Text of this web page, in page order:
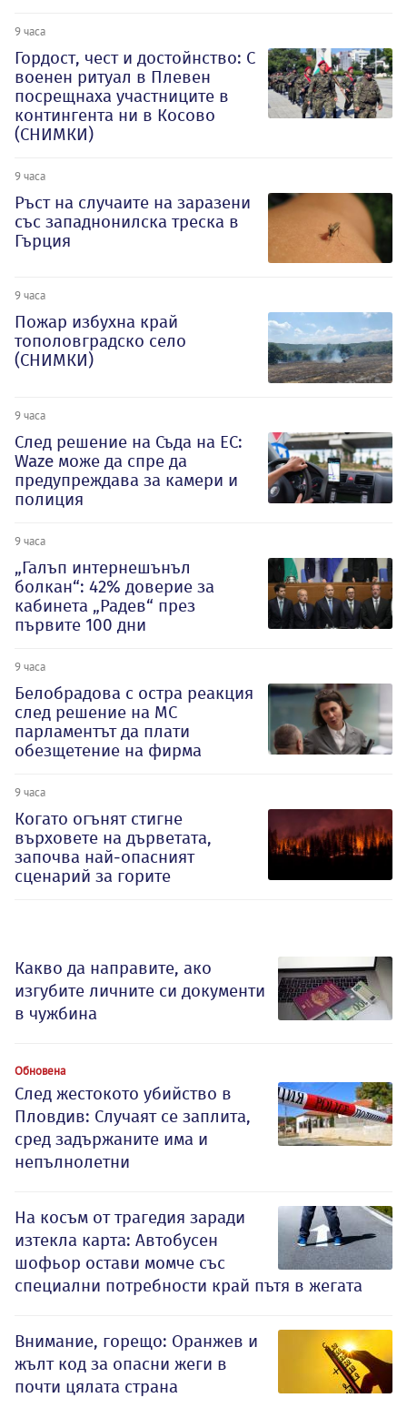
9 часа
Гордост, чест и достойнство: С
военен ритуал в Плевен
посрещнаха участниците в
контингента ни в Косово
(СНИМКИ)
9 часа
Ръст на случаите на заразени
със западнонилска треска в
Гърция
9 часа
Пожар избухна край
тополовградско село
(СНИМКИ)
9 часа
След решение на Съда на ЕС:
Waze може да спре да
предупреждава за камери и
полиция
9 часа
„Галъп интернешънъл
болкан“: 42% доверие за
кабинета „Радев“ през
първите 100 дни
9 часа
Белобрадова с остра реакция
след решение на МС
парламентът да плати
обезщетение на фирма
9 часа
Когато огънят стигне
върховете на дърветата,
започва най-опасният
сценарий за горите
Какво да направите, ако
изгубите личните си документи
в чужбина
Обновена
След жестокото убийство в
Пловдив: Случаят се заплита,
сред задържаните има и
непълнолетни
На косъм от трагедия заради
изтекла карта: Автобусен
шофьор остави момче със
специални потребности край пътя в жегата
Внимание, горещо: Оранжев и
жълт код за опасни жеги в
почти цялата страна